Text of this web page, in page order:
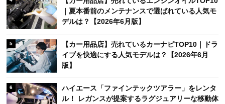
｜夏本番前のメンテナンスで選ばれている人気モ
デルは？【2026年6月版】
5
【カー用品店】売れているカーナビTOP10｜ドラ
イブを快適にする人気モデルは？【2026年6月
版】
6
ハイエース「ファインテックツアラー」をレンタ
ル！ レガンスが提案するラグジュアリーな移動体